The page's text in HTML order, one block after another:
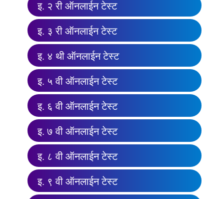
इ. २ री ऑनलाईन टेस्ट
इ. ३ री ऑनलाईन टेस्ट
इ. ४ थी ऑनलाईन टेस्ट
इ. ५ वी ऑनलाईन टेस्ट
इ. ६ वी ऑनलाईन टेस्ट
इ. ७ वी ऑनलाईन टेस्ट
इ. ८ वी ऑनलाईन टेस्ट
इ. ९ वी ऑनलाईन टेस्ट